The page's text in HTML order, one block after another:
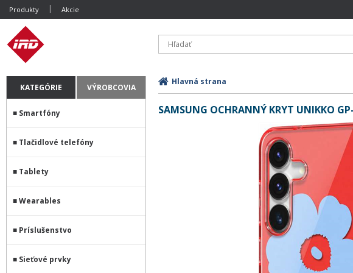
Produkty Akcie
KATEGÓRIE VÝROBCOVIA
Smartfóny
Tlačidlové telefóny
Tablety
Wearables
Príslušenstvo
Sieťové prvky
Hlavná strana
SAMSUNG OCHRANNÝ KRYT UNIKKO